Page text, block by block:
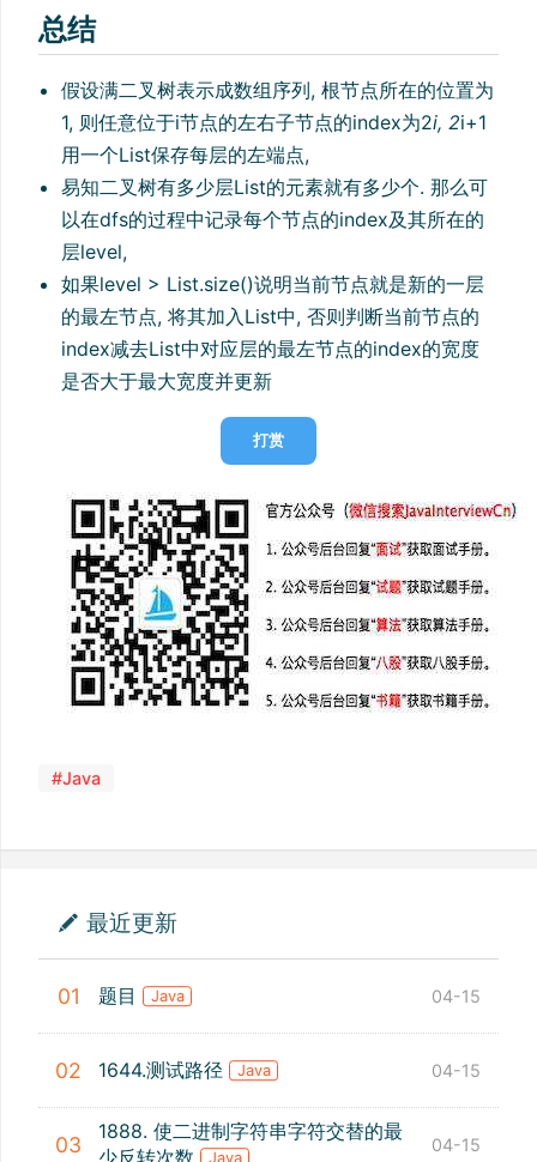
总结
假设满二叉树表示成数组序列, 根节点所在的位置为
1, 则任意位于i节点的左右子节点的index为2i, 2i+1
用一个List保存每层的左端点,
易知二叉树有多少层List的元素就有多少个. 那么可
以在dfs的过程中记录每个节点的index及其所在的
层level,
如果level > List.size()说明当前节点就是新的一层
的最左节点, 将其加入List中, 否则判断当前节点的
index减去List中对应层的最左节点的index的宽度
是否大于最大宽度并更新
打赏
#Java
最近更新
01 题目 Java 04-15
02 1644.测试路径 Java 04-15
03
1888. 使二进制字符串字符交替的最
少反转次数
Java
04-15